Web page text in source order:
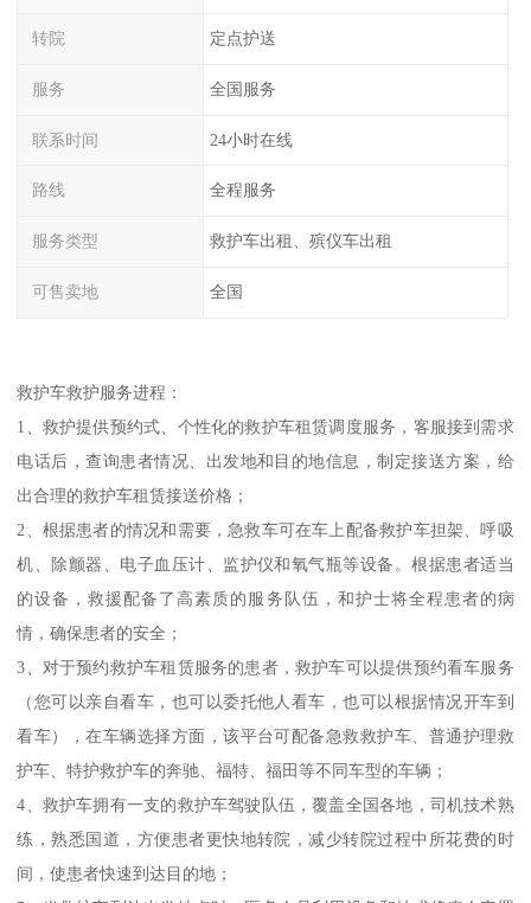
转院 定点护送
服务 全国服务
联系时间 24小时在线
路线 全程服务
服务类型 救护车出租、殡仪车出租
可售卖地 全国
救护车救护服务进程：
1、救护提供预约式、个性化的救护车租赁调度服务，客服接到需求
电话后，查询患者情况、出发地和目的地信息，制定接送方案，给
出合理的救护车租赁接送价格；
2、根据患者的情况和需要，急救车可在车上配备救护车担架、呼吸
机、除颤器、电子血压计、监护仪和氧气瓶等设备。根据患者适当
的设备，救援配备了高素质的服务队伍，和护士将全程患者的病
情，确保患者的安全；
3、对于预约救护车租赁服务的患者，救护车可以提供预约看车服务
（您可以亲自看车，也可以委托他人看车，也可以根据情况开车到
看车），在车辆选择方面，该平台可配备急救救护车、普通护理救
护车、特护救护车的奔驰、福特、福田等不同车型的车辆；
4、救护车拥有一支的救护车驾驶队伍，覆盖全国各地，司机技术熟
练，熟悉国道，方便患者更快地转院，减少转院过程中所花费的时
间，使患者快速到达目的地；